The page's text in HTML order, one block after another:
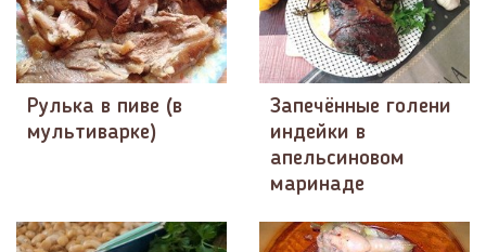
Рулька в пиве (в
мультиварке)
Запечённые голени
индейки в
апельсиновом
маринаде